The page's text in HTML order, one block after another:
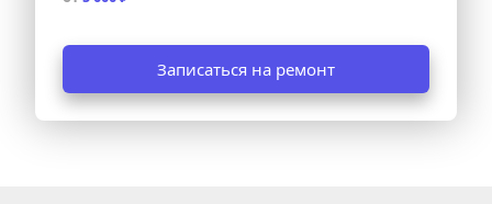
Записаться на ремонт